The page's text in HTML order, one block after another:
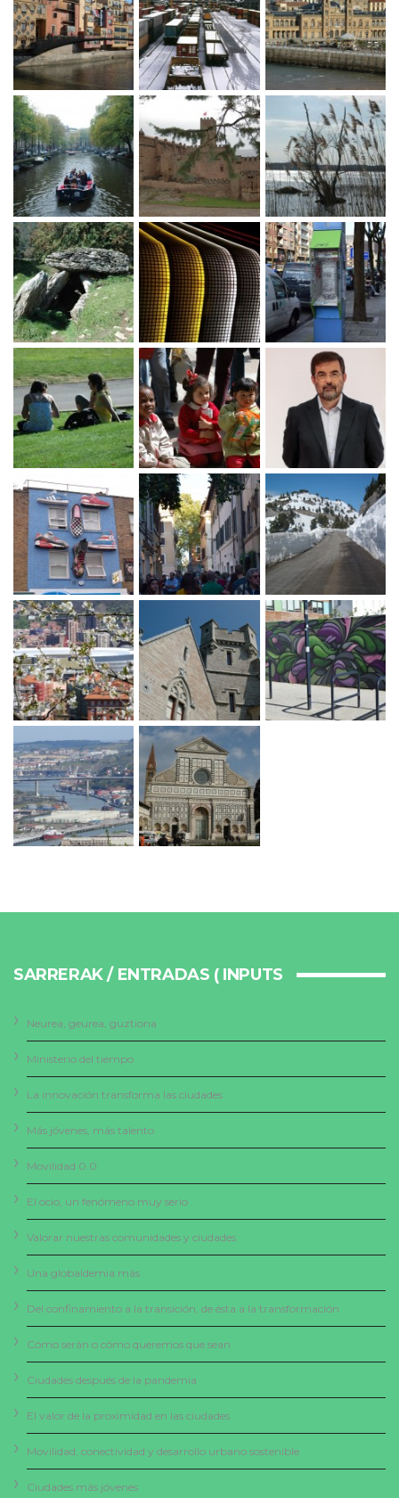
SARRERAK / ENTRADAS ( INPUTS
Neurea, geurea, guztiona
Ministerio del tiempo
La innovación transforma las ciudades
Más jóvenes, más talento
Movilidad 0.0
El ocio, un fenómeno muy serio
Valorar nuestras comunidades y ciudades
Una globaldemia más
Del confinamiento a la transición, de ésta a la transformación
Cómo serán o cómo queremos que sean
Ciudades después de la pandemia
El valor de la proximidad en las ciudades
Movilidad, conectividad y desarrollo urbano sostenible
Ciudades más jóvenes